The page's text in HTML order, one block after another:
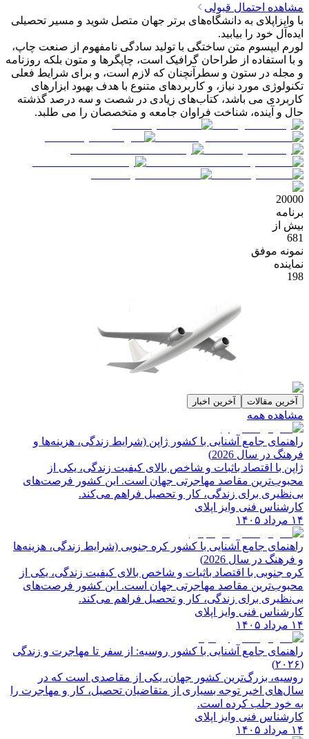
مشاهده احتمال قبولی
با وایزاپلای به دانشگاه‌های برتر جهان متصل شوید و مسیر تحصیلی
ایده‌آل خود را بیابید.
لورم ایپسوم متن ساختگی با تولید سادگی نامفهوم از صنعت چاپ،
و با استفاده از طراحان گرافیک است، چاپگرها و متون بلکه روزنامه
و مجله در ستون و سطرآنچنان که لازم است، و برای شرایط فعلی
تکنولوژی مورد نیاز، و کاربردهای متنوع با هدف بهبود ابزارهای
کاربردی می باشد، کتاب‌های زیادی در شصت و سه درصد گذشته
حال و آینده، شناخت فراوان جامعه و متخصصان را می طلبد.
20000
برنامه
بیش از
681
نمونه موفق
نماینده
198
آخرین مقالات آخرین اخبار
مشاهده همه
راهنمای جامع آشنایی با کشور ژاپن (شرایط زندگی، هزینه‌ها و
فرهنگ در سال 2026)
ژاپن با اقتصاد باثبات و شاخص‌ بالای کیفیت زندگی، یکی از
محبوب‌ترین مقاصد مهاجرتی جهان است. این کشور فرصت‌های
بی‌نظیری برای زندگی، کار و تحصیل فراهم می‌کند.
کارشناس فنی وایز اپلای
۱۴ مرداد ۱۴۰۵
راهنمای جامع آشنایی با کشور کره جنوبی (شرایط زندگی، هزینه‌ها
و فرهنگ در سال 2026)
کره جنوبی با اقتصاد باثبات و شاخص‌ بالای کیفیت زندگی، یکی از
محبوب‌ترین مقاصد مهاجرتی جهان است. این کشور فرصت‌های
بی‌نظیری برای زندگی، کار و تحصیل فراهم می‌کند.
کارشناس فنی وایز اپلای
۱۴ مرداد ۱۴۰۵
راهنمای جامع آشنایی با کشور روسیه: از سفر تا مهاجرت و زندگی
(۲۰۲۶)
روسیه، بزرگ‌ترین کشور جهان، یکی از مقاصدی است که در
سال‌های اخیر توجه بسیاری از متقاضیان تحصیل، کار و مهاجرت را
به خود جلب کرده است.
کارشناس فنی وایز اپلای
۱۴ مرداد ۱۴۰۵